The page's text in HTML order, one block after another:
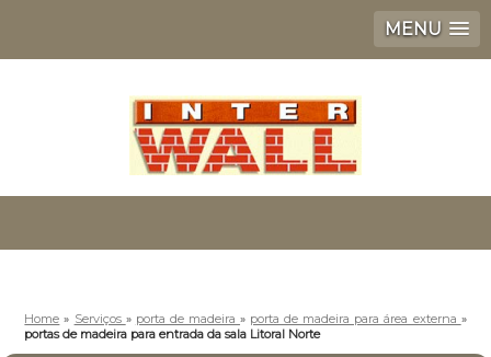
MENU
Home » Serviços » porta de madeira» porta de madeira para área externa »
portas de madeira para entrada da sala Litoral Norte